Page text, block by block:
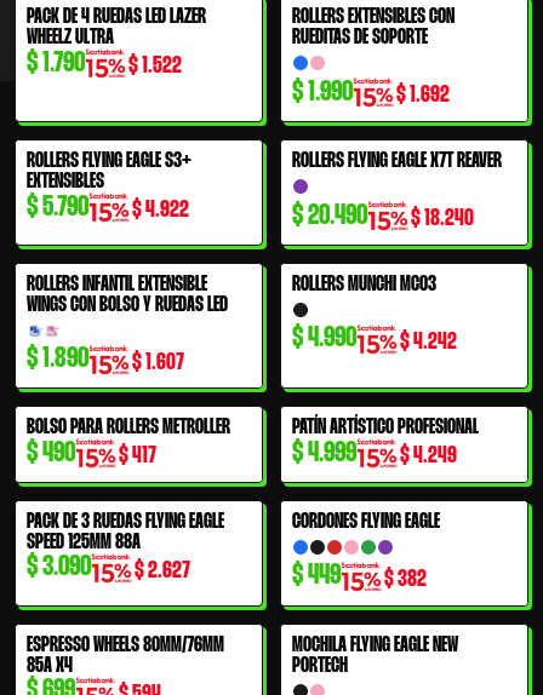
PACK DE 4 RUEDAS LED LAZER
WHEELZ ULTRA
$ 1.790 $ 1.522
ROLLERS EXTENSIBLES CON
RUEDITAS DE SOPORTE
$1.990 $1.692
ROLLERS FLYING EAGLE S3+
EXTENSIBLES
$5.790 $4.922
ROLLERS FLYING EAGLE X7T REAVER
$20.490 $18.240
ROLLERS INFANTIL EXTENSIBLE
WINGS CON BOLSO Y RUEDAS LED
$ 1.890 $1.607
ROLLERS MUNCHI MC03
$4.990 $4.242
BOLSO PARA ROLLERS METROLLER
$490 $417
PATÍN ARTÍSTICO PROFESIONAL
$4.999 $4.249
PACK DE 3 RUEDAS FLYING EAGLE
SPEED 125MM 88A
$3.090 $2.627
CORDONES FLYING EAGLE
$449 $382
ESPRESSO WHEELS 80MM/76MM
85A X4
MOCHILA FLYING EAGLE NEW
PORTECH